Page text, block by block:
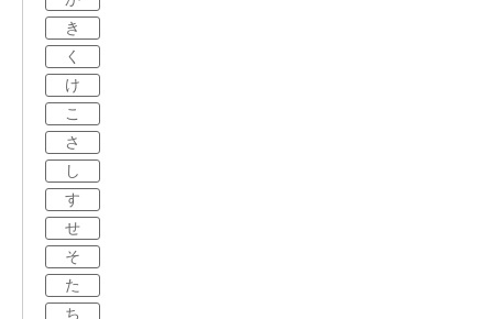
き
く
け
こ
さ
し
す
せ
そ
た
ち